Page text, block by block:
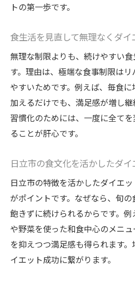
旬の食材を使った食事
ダイエット中におすす
ント
日立市の食材を活用し
シピ
地域の恵みを取り入れ
無理なく続く食事改善で健
食事改善で健康的に痩
ダイエット成功例に学
ト
毎日続けやすい簡単ダ
介
日立市ならではの食事
リバウンドしないダイ
トの第一歩です。
食生活を見直して無理なくダ
無理な制限よりも、続けやすい
す。理由は、極端な食事制限は
やすいためです。例えば、毎食
加えるだけでも、満足感が増し継
習慣化のためには、一度に全て
ることが肝心です。
日立市の食文化を活かしたダ
日立市の特徴を活かしたダイエ
がポイントです。なぜなら、旬の
飽きずに続けられるからです。
や野菜を使った和食中心のメニ
を抑えつつ満足感も得られます
イエット成功に繋がります。